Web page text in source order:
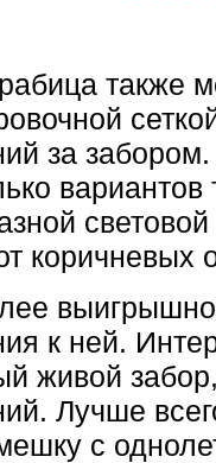
также
за
коричневых
выигрышно
к ней.
живой
Лучше
с